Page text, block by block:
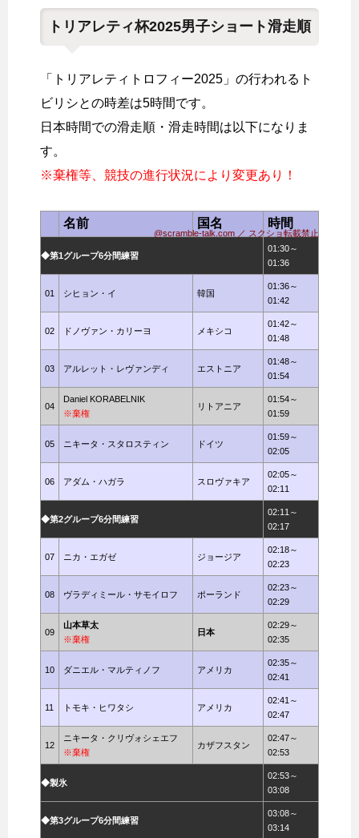
トリアレティ杯2025男子ショート滑走順
「トリアレティトロフィー2025」の行われるト
ビリシとの時差は5時間です。
日本時間での滑走順・滑走時間は以下になりま
す。
※棄権等、競技の進行状況により変更あり！
@scramble-talk.com ／ スクショ転載禁止
名前 国名 時間
◆第1グループ6分間練習
01:30～
01:36
01 シヒョン・イ 韓国
01:36～
01:42
02 ドノヴァン・カリーヨ メキシコ
01:42～
01:48
03 アルレット・レヴァンディ エストニア
01:48～
01:54
04
Daniel KORABELNIK
※棄権
リトアニア
01:54～
01:59
05 ニキータ・スタロスティン ドイツ
01:59～
02:05
06 アダム・ハガラ スロヴァキア
02:05～
02:11
◆第2グループ6分間練習
02:11～
02:17
07 ニカ・エガゼ ジョージア
02:18～
02:23
08 ヴラディミール・サモイロフ ポーランド
02:23～
02:29
09
山本草太
※棄権
日本
02:29～
02:35
10 ダニエル・マルティノフ アメリカ
02:35～
02:41
11 トモキ・ヒワタシ アメリカ
02:41～
02:47
12
ニキータ・クリヴォシェエフ
※棄権
カザフスタン
02:47～
02:53
◆製氷
02:53～
03:08
◆第3グループ6分間練習
03:08～
03:14